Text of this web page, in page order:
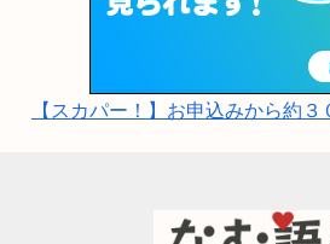
【スカパー！】お申込みから約３